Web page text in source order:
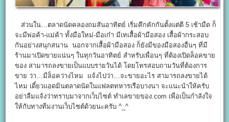
ส่วนใน…ตลาดนัดคลองถมสันอาทิตย์ เริ่มคึกคักกันตั้งแต่ตี 5 เช้ามืด ก็
จะมีพ่อค้า-แม่ค้า ทั้งมือใหม่-มือเก๋า มีเทเสื้อผ้ามือสอง เสื้อผ้ากระสอบ
กันอย่างสนุกสนาน นอกจากเสื้อผ้ามือสอง ก็ยังมีของมือสองอื่นๆ ที่มี
ร้านมาเปิดขายแน่นๆ ในทุกวันอาทิตย์ สำหรับเพื่อนๆ ที่ต้องเปิดล็อคขาย
ของ สามารถลงขายเป็นแบบรายวันได้ โดยโทรสอบถามวันที่ต้องการ
ขาย ว่า…มีล็อคว่างไหม แจ้งไปว่า…จะขายอะไร สามารถลงขายได้
ไหม เดี๋ยวแอดมินตลาดนัดในแฟลตทหารเรือบางนา จะแนะนำให้ครับ
อย่าลืมแจ้งว่าทราบมาจากเว็บไซต์ ทำเลขายของ.com เพื่อเป็นกำลังใจ
ให้กับทางทีมงานเว็บไซต์ด้วยนะครับ ^_^